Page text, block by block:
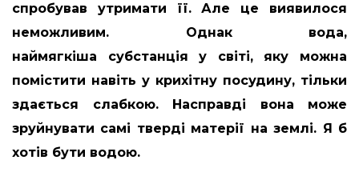
спробував утримати її. Але це виявилося
неможливим. Однак вода,
наймягкіша субстанція у світі, яку можна
помістити навіть у крихітну посудину, тільки
здається слабкою. Насправді вона може
зруйнувати самі тверді матерії на землі. Я б
хотів бути водою.